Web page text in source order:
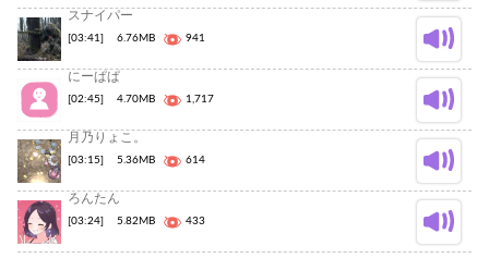
スナイパー
[03:41] 6.76MB 941
にーぱぱ
[02:45] 4.70MB 1,717
月乃りょこ。
[03:15] 5.36MB 614
ろんたん
[03:24] 5.82MB 433